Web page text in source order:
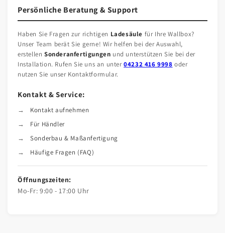
Persönliche Beratung & Support
Haben Sie Fragen zur richtigen Ladesäule für Ihre Wallbox?
Unser Team berät Sie gerne! Wir helfen bei der Auswahl,
erstellen Sonderanfertigungen und unterstützen Sie bei der
Installation. Rufen Sie uns an unter04232 416 9998 oder
nutzen Sie unser Kontaktformular.
Kontakt & Service:
Kontakt aufnehmen
Für Händler
Sonderbau & Maßanfertigung
Häufige Fragen (FAQ)
Öffnungszeiten:
Mo-Fr: 9:00 - 17:00 Uhr